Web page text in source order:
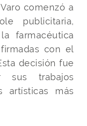
comenzó a
publicitaria,
farmacéutica
con el
decisión fue
sus trabajos
artísticas más